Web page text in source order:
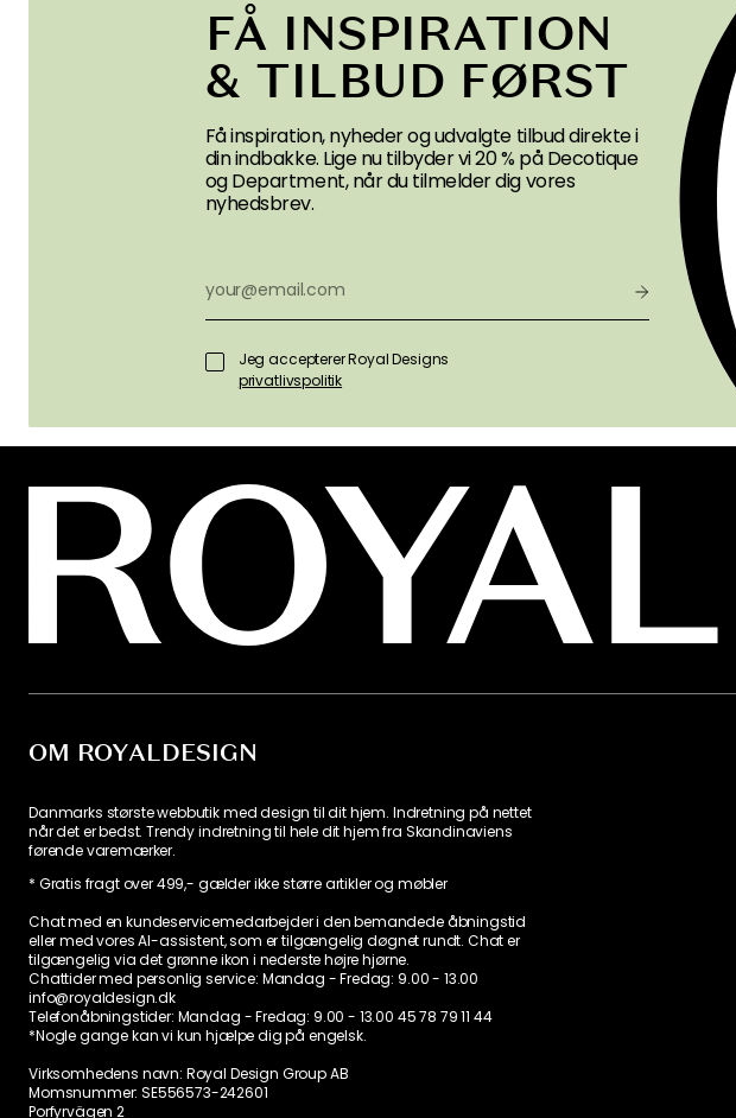
FÅ INSPIRATION
& TILBUD FØRST
Få inspiration, nyheder og udvalgte tilbud direkte i
din indbakke. Lige nu tilbyder vi 20 % på Decotique
og Department, når du tilmelder dig vores
nyhedsbrev.
Jeg accepterer Royal Designs
privatlivspolitik
OM ROYALDESIGN
Danmarks største webbutik med design til dit hjem. Indretning på nettet
når det er bedst. Trendy indretning til hele dit hjem fra Skandinaviens
førende varemærker.
* Gratis fragt over 499,- gælder ikke større artikler og møbler
Chat med en kundeservicemedarbejder i den bemandede åbningstid
eller med vores AI-assistent, som er tilgængelig døgnet rundt. Chat er
tilgængelig via det grønne ikon i nederste højre hjørne.
Chattider med personlig service: Mandag - Fredag: 9.00 - 13.00
info@royaldesign.dk
Telefonåbningstider: Mandag - Fredag: 9.00 - 13.00 45 78 79 11 44
*Nogle gange kan vi kun hjælpe dig på engelsk.
Virksomhedens navn: Royal Design Group AB
Momsnummer: SE556573-242601
Porfyrvägen 2